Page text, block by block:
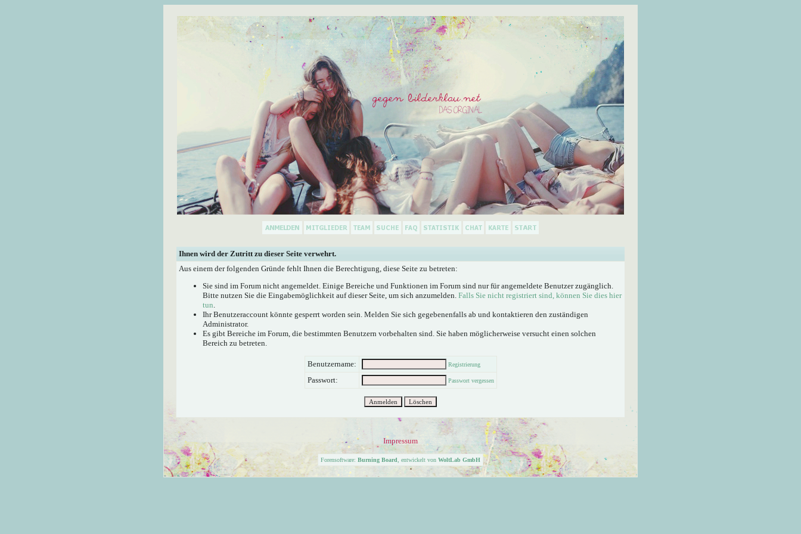
Ihnen wird der Zutritt zu dieser Seite verwehrt.
Aus einem der folgenden Gründe fehlt Ihnen die Berechtigung, diese Seite zu betreten:
Sie sind im Forum nicht angemeldet. Einige Bereiche und Funktionen im Forum sind nur für angemeldete Benutzer zugänglich.
Bitte nutzen Sie die Eingabemöglichkeit auf dieser Seite, um sich anzumelden. Falls Sie nicht registriert sind, können Sie dies hier
tun.
Ihr Benutzeraccount könnte gesperrt worden sein. Melden Sie sich gegebenenfalls ab und kontaktieren den zuständigen
Administrator.
Es gibt Bereiche im Forum, die bestimmten Benutzern vorbehalten sind. Sie haben möglicherweise versucht einen solchen
Bereich zu betreten.
Benutzername: Registrierung
Passwort: Passwort vergessen
Impressum
Forensoftware: Burning Board , entwickelt von WoltLab GmbH